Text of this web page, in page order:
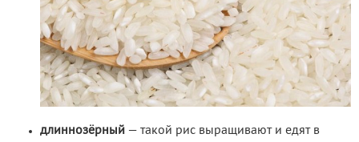
длиннозёрный — такой рис выращивают и едят в